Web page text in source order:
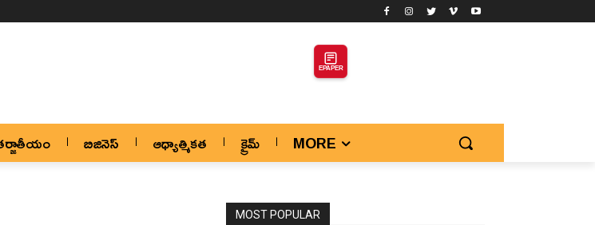
EPAPER
బిజినెస్ ఆధ్యాత్మికత క్రైమ్ MORE
MOST POPULAR